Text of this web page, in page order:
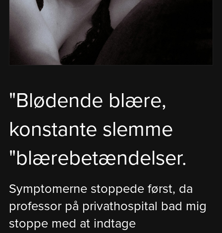
"Blødende blære,
konstante slemme
"blærebetændelser.
Symptomerne stoppede først, da
professor på privathospital bad mig
stoppe med at indtage